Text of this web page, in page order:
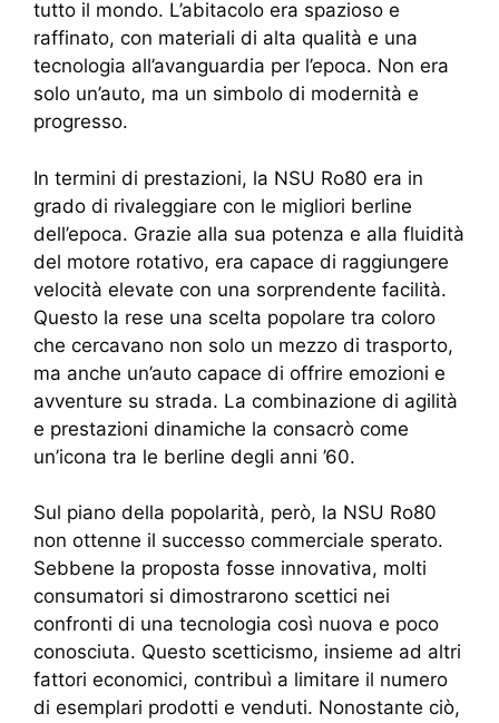
tutto il mondo. L’abitacolo era spazioso e
raffinato, con materiali di alta qualità e una
tecnologia all’avanguardia per l’epoca. Non era
solo un’auto, ma un simbolo di modernità e
progresso.
In termini di prestazioni, la NSU Ro80 era in
grado di rivaleggiare con le migliori berline
dell’epoca. Grazie alla sua potenza e alla fluidità
del motore rotativo, era capace di raggiungere
velocità elevate con una sorprendente facilità.
Questo la rese una scelta popolare tra coloro
che cercavano non solo un mezzo di trasporto,
ma anche un’auto capace di offrire emozioni e
avventure su strada. La combinazione di agilità
e prestazioni dinamiche la consacrò come
un’icona tra le berline degli anni ’60.
Sul piano della popolarità, però, la NSU Ro80
non ottenne il successo commerciale sperato.
Sebbene la proposta fosse innovativa, molti
consumatori si dimostrarono scettici nei
confronti di una tecnologia così nuova e poco
conosciuta. Questo scetticismo, insieme ad altri
fattori economici, contribuì a limitare il numero
di esemplari prodotti e venduti. Nonostante ciò,